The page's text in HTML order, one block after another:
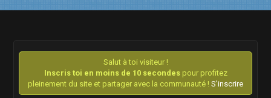
Salut à toi visiteur !
Inscris toi en moins de 10 secondespour profitez
pleinement du site et partager avec la communauté ! S'inscrire